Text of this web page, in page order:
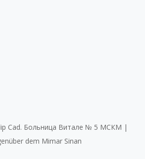
Cad. Больница Витале № 5 МСКМ |
dem Mimar Sinan